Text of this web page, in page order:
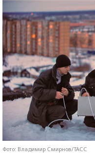
Фото: Владимир Смирнов/ТАСС